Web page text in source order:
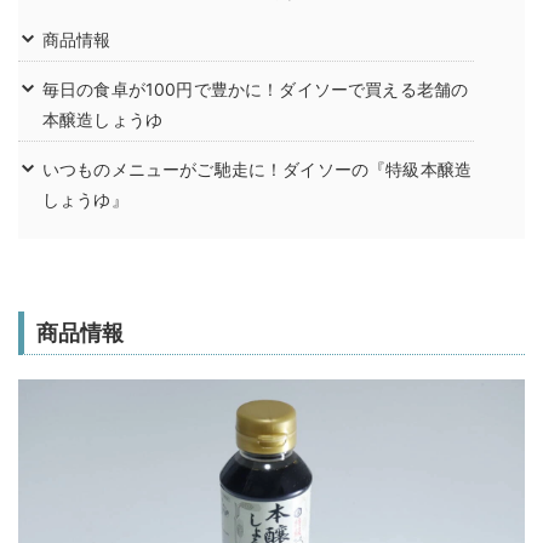
商品情報
毎日の食卓が100円で豊かに！ダイソーで買える老舗の
本醸造しょうゆ
いつものメニューがご馳走に！ダイソーの『特級本醸造
しょうゆ』
商品情報